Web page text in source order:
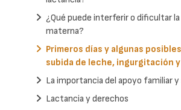
¿Qué puede interferir o dificultar
materna?
Primeros días y algunas
subida de leche, ingurgitación
La importancia del apoyo familiar y
Lactancia y derechos